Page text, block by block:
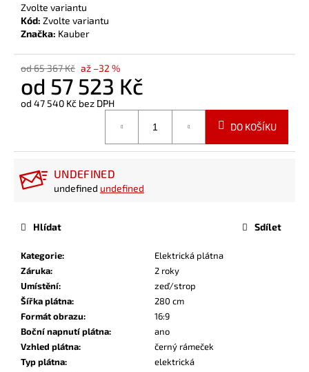
Zvolte variantu
Kód: Zvolte variantu
Značka: Kauber
od 65 367 Kč až –32 %
od 57 523 Kč
od 47 540 Kč bez DPH
DO KOŠÍKU
UNDEFINED
undefined undefined
Kategorie:
Elektrická plátna
Záruka:
2 roky
Umístění:
zeď/strop
Šířka plátna:
280 cm
Formát obrazu:
16:9
Boční napnutí plátna:
ano
Vzhled plátna:
černý rámeček
Typ plátna:
elektrická
Hlídat Sdílet